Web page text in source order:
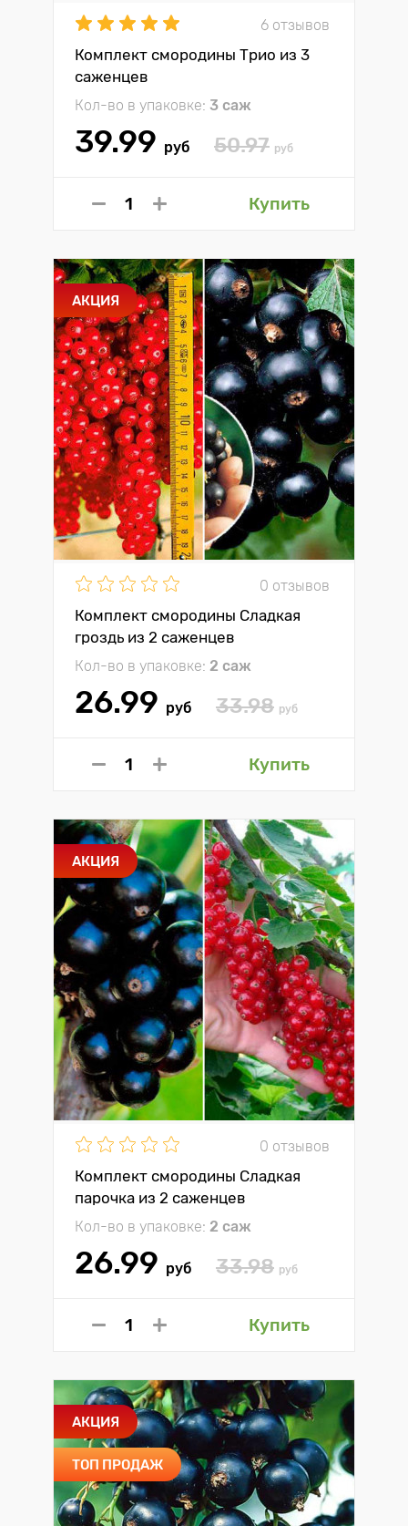
6 отзывов
Комплект смородины Трио из 3
саженцев
Кол-во в упаковке: 3 саж
39.99 руб 50.97 руб
Купить
АКЦИЯ
0 отзывов
Комплект смородины Сладкая
гроздь из 2 саженцев
Кол-во в упаковке: 2 саж
26.99 руб 33.98 руб
Купить
АКЦИЯ
0 отзывов
Комплект смородины Сладкая
парочка из 2 саженцев
Кол-во в упаковке: 2 саж
26.99 руб 33.98 руб
Купить
АКЦИЯ
ТОП ПРОДАЖ